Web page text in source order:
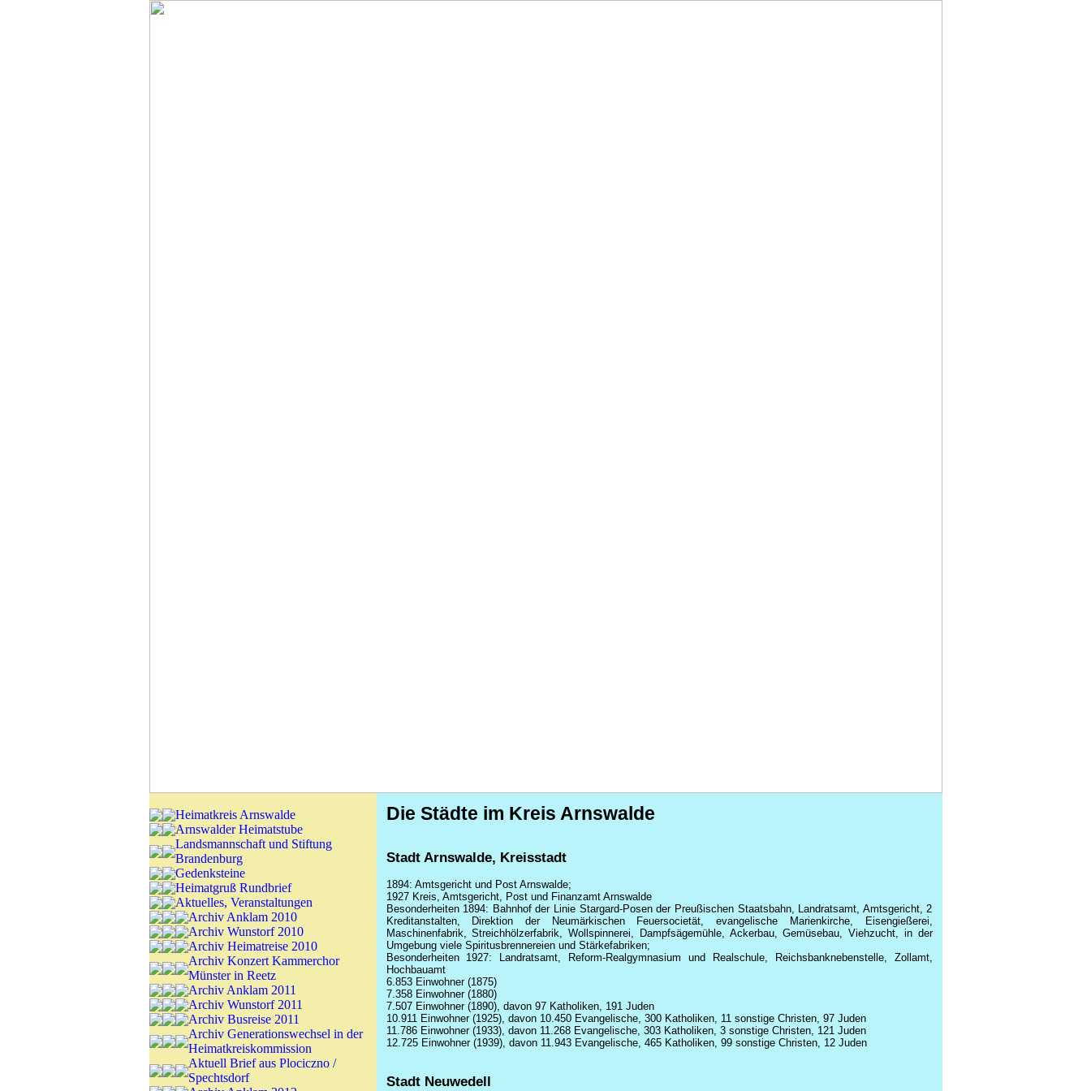
Heimatkreis Arnswalde
Arnswalder Heimatstube
Landsmannschaft und Stiftung
Brandenburg
Gedenksteine
Heimatgruß Rundbrief
Aktuelles, Veranstaltungen
Archiv Anklam 2010
Archiv Wunstorf 2010
Archiv Heimatreise 2010
Archiv Konzert Kammerchor
Münster in Reetz
Archiv Anklam 2011
Archiv Wunstorf 2011
Archiv Busreise 2011
Archiv Generationswechsel in der
Heimatkreiskommission
Aktuell Brief aus Plociczno /
Spechtsdorf
Die Städte im Kreis Arnswalde
Stadt Arnswalde, Kreisstadt
1894: Amtsgericht und Post Arnswalde;
1927 Kreis, Amtsgericht, Post und Finanzamt Arnswalde
Besonderheiten 1894: Bahnhof der Linie Stargard-Posen der Preußischen Staatsbahn, Landratsamt, Amtsgericht, 2
Kreditanstalten, Direktion der Neumärkischen Feuersocietät, evangelische Marienkirche, Eisengießerei,
Maschinenfabrik, Streichhölzerfabrik, Wollspinnerei, Dampfsägemühle, Ackerbau, Gemüsebau, Viehzucht, in der
Umgebung viele Spiritusbrennereien und Stärkefabriken;
Besonderheiten 1927: Landratsamt, Reform-Realgymnasium und Realschule, Reichsbanknebenstelle, Zollamt,
Hochbauamt
6.853 Einwohner (1875)
7.358 Einwohner (1880)
7.507 Einwohner (1890), davon 97 Katholiken, 191 Juden
10.911 Einwohner (1925), davon 10.450 Evangelische, 300 Katholiken, 11 sonstige Christen, 97 Juden
11.786 Einwohner (1933), davon 11.268 Evangelische, 303 Katholiken, 3 sonstige Christen, 121 Juden
12.725 Einwohner (1939), davon 11.943 Evangelische, 465 Katholiken, 99 sonstige Christen, 12 Juden
Stadt Neuwedell